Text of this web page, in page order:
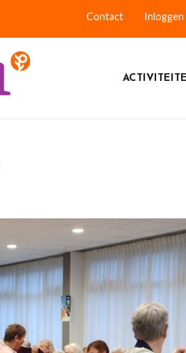
Contact Inloggen